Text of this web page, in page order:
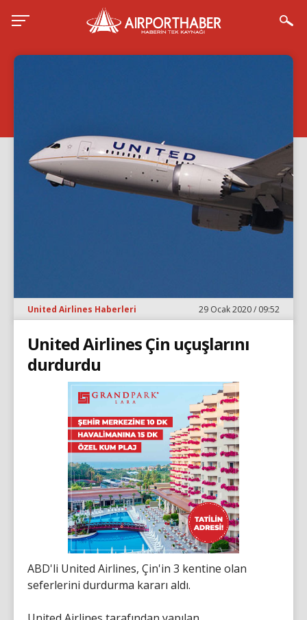
United Airlines Haberleri 29 Ocak 2020 / 09:52
United Airlines Çin uçuşlarını
durdurdu
ABD'li United Airlines, Çin'in 3 kentine olan
seferlerini durdurma kararı aldı.